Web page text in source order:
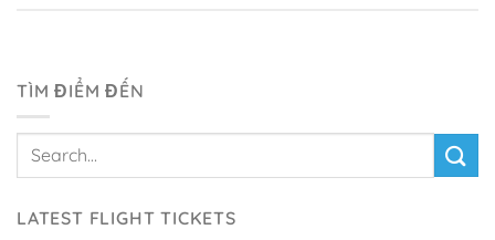
TÌM ĐIỂM ĐẾN
LATEST FLIGHT TICKETS